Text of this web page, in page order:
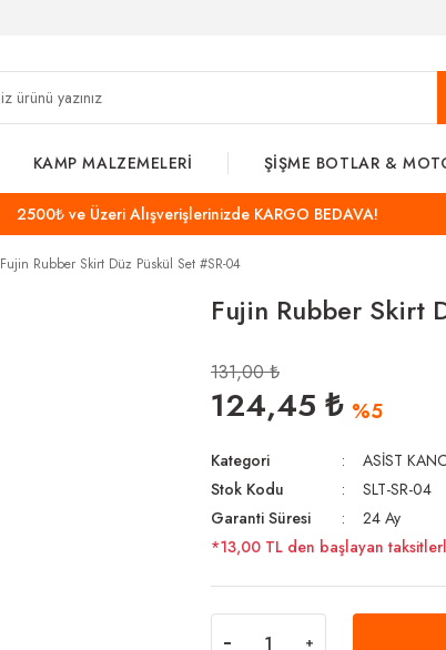
KAMP MALZEMELERİ ŞİŞME BOTLAR &
2500₺ ve Üzeri Alışverişlerinizde KARGO BEDAVA!
Fujin Rubber Skirt Düz Püskül Set #SR-04
Fujin Rubber Skirt
131,00 ₺
124,45 ₺ %5
Kategori ASİST
Stok Kodu
SLT-SR-04
Garanti Süresi
24 Ay
*13,00 TL den başlayan